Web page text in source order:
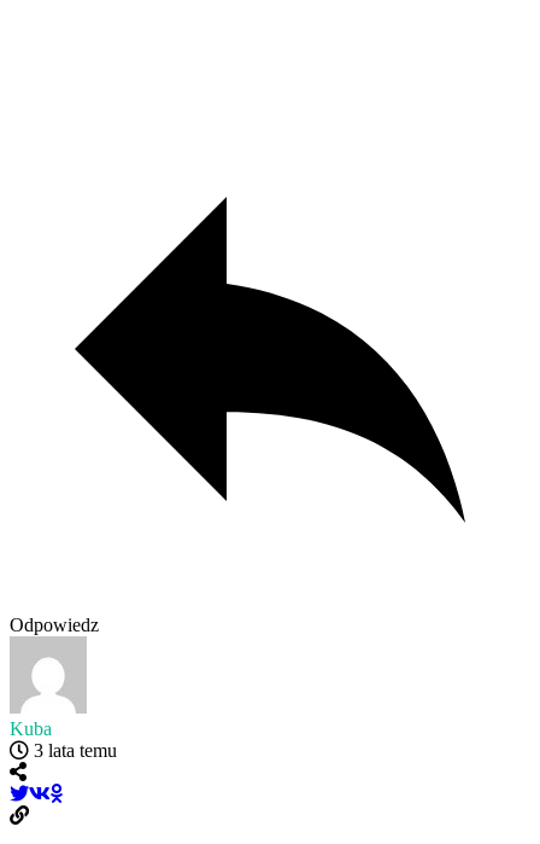
Odpowiedz
Kuba
3 lata temu